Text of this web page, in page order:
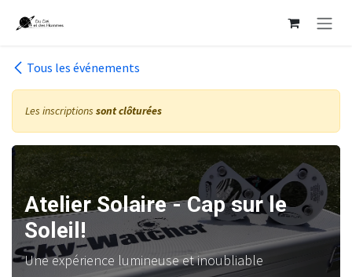
Tous les événements
Les inscriptions sont clôturées
Atelier Solaire - Cap sur le
Soleil!
Une expérience lumineuse et inoubliable